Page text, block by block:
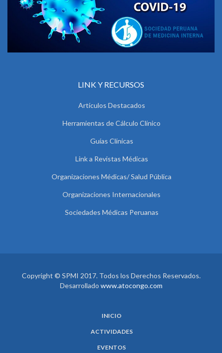
LINK Y RECURSOS
Artículos Destacados
Herramientas de Cálculo Clínico
Guías Clínicas
Link a Revistas Médicas
Organizaciones Médicas/ Salud Pública
Organizaciones Internacionales
Sociedades Médicas Peruanas
Copyright © SPMI 2017. Todos los Derechos Reservados.
Desarrollado www.atocongo.com
INICIO
ACTIVIDADES
EVENTOS